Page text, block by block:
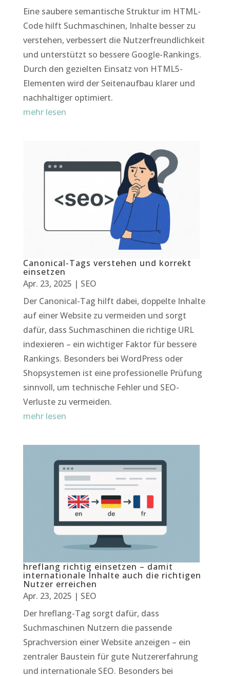
Eine saubere semantische Struktur im HTML-
Code hilft Suchmaschinen, Inhalte besser zu
verstehen, verbessert die Nutzerfreundlichkeit
und unterstützt so bessere Google-Rankings.
Durch den gezielten Einsatz von HTML5-
Elementen wird der Seitenaufbau klarer und
nachhaltiger optimiert.
mehr lesen
Canonical-Tags verstehen und korrekt
einsetzen
Apr. 23, 2025 | SEO
Der Canonical-Tag hilft dabei, doppelte Inhalte
auf einer Website zu vermeiden und sorgt
dafür, dass Suchmaschinen die richtige URL
indexieren – ein wichtiger Faktor für bessere
Rankings. Besonders bei WordPress oder
Shopsystemen ist eine professionelle Prüfung
sinnvoll, um technische Fehler und SEO-
Verluste zu vermeiden.
mehr lesen
hreflang richtig einsetzen – damit
internationale Inhalte auch die richtigen
Nutzer erreichen
Apr. 23, 2025 | SEO
Der hreflang-Tag sorgt dafür, dass
Suchmaschinen Nutzern die passende
Sprachversion einer Website anzeigen – ein
zentraler Baustein für gute Nutzererfahrung
und internationale SEO. Besonders bei